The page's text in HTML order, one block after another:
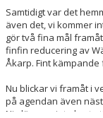
Samtidigt var det
även det, vi kommer
gör två fina mål
finfin reducering av
Åkarp. Fint
Nu blickar vi framåt i
på agendan även
Ni glömmer inte bort